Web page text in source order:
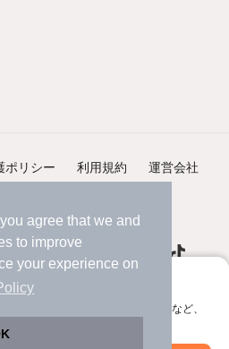
agree that we and
to improve
your experience on
サクサクお部屋探し
る。マップ検索やお気に入り保存など、
ポリシー 利用規約 運営会社
Co., Ltd.